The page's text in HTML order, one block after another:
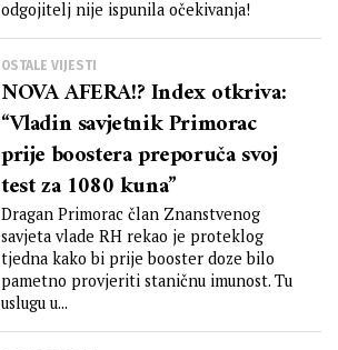
odgojitelj nije ispunila očekivanja!
OSTALE VIJESTI
NOVA AFERA!? Index otkriva:
“Vladin savjetnik Primorac
prije boostera preporuča svoj
test za 1080 kuna”
Dragan Primorac član Znanstvenog
savjeta vlade RH rekao je proteklog
tjedna kako bi prije booster doze bilo
pametno provjeriti staničnu imunost. Tu
uslugu u...